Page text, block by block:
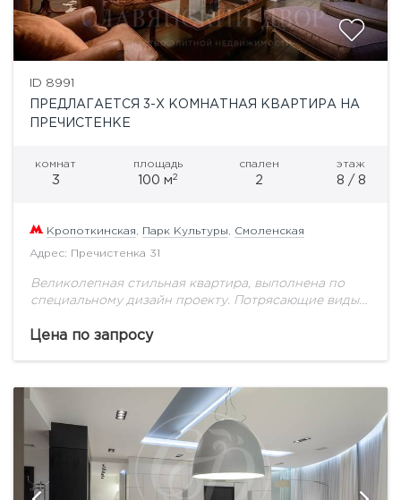
ID 8991
ПРЕДЛАГАЕТСЯ 3-Х КОМНАТНАЯ КВАРТИРА НА
ПРЕЧИСТЕНКЕ
комнат
3
площадь
100 м2
спален
2
этаж
8 / 8
Кропоткинская Парк Культуры Смоленская
Адрес: Пречистенка 31
Великолепная стильная квартира, выполнена по
специальному дизайн проекту. Потрясающие виды
обеденной зоной, проходная гостиная, спальная
Цена по запросу